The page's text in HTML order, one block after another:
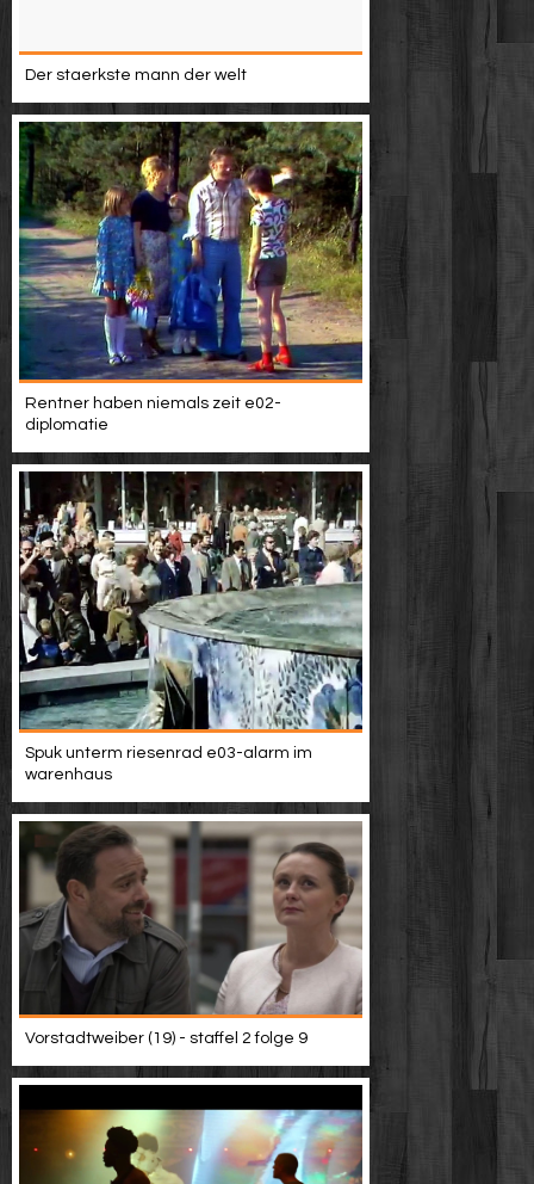
Der staerkste mann der welt
Rentner haben niemals zeit e02-
diplomatie
Spuk unterm riesenrad e03-alarm im
warenhaus
Vorstadtweiber (19) - staffel 2 folge 9